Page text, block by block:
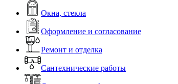
Окна, стекла
Оформление и согласование
Ремонт и отделка
Сантехнические работы